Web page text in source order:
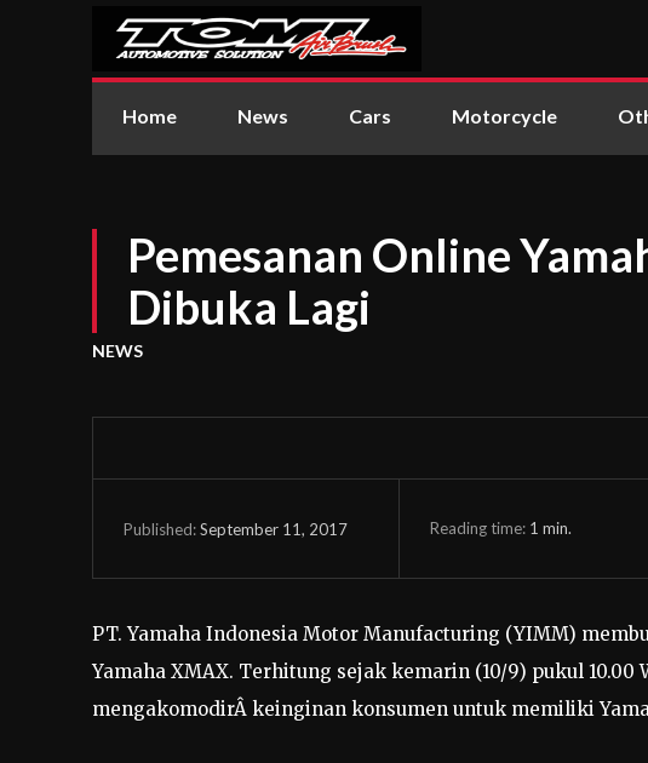
Home News Cars Motorcycle
Pemesanan Online
Dibuka Lagi
NEWS
Published:September 11, 2017 Reading time: 1 min.
PT. Yamaha Indonesia Motor Manufacturing (YIMM)
Yamaha XMAX. Terhitung sejak kemarin (10/9) pukul
mengakomodirÂ keinginan konsumen untuk memiliki